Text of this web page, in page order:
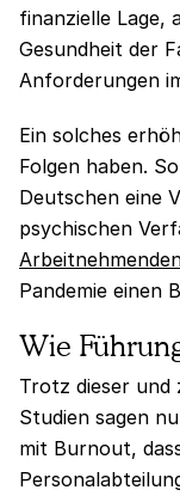
finanzielle Lage,
Gesundheit der
Anforderungen
Ein solches
Folgen haben.
Deutschen eine
psychischen
Pandemie einen
Wie
Trotz dieser und
Studien sagen
mit Burnout,